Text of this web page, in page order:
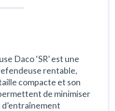
Daco ‘SR’ est une
rentable,
compacte et son
de minimiser